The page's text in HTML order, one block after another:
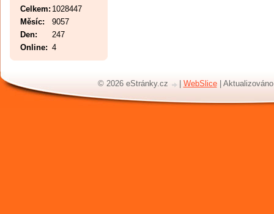
Online: 4
Celkem: 1028447
Měsíc:
9057
Den:
247
© 2026 eStránky.cz WebSlice